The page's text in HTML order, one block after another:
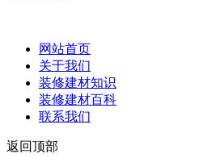
网站首页
关于我们
装修建材知识
装修建材百科
联系我们
返回顶部